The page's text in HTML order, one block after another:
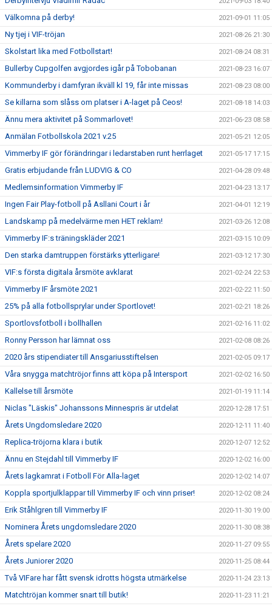
Välkomna på derby! 2021-09-01 11:05
Ny tjej i VIF-tröjan 2021-08-26 21:30
Skolstart lika med Fotbollstart! 2021-08-24 08:31
Bullerby Cupgolfen avgjordes igår på Tobobanan 2021-08-23 16:07
Kommunderby i damfyran ikväll kl 19, får inte missas 2021-08-23 08:00
Se killarna som slåss om platser i A-laget på Ceos! 2021-08-18 14:03
Ännu mera aktivitet på Sommarlovet! 2021-06-23 08:58
Anmälan Fotbollskola 2021 v.25 2021-05-21 12:05
Vimmerby IF gör förändringar i ledarstaben runt herrlaget 2021-05-17 17:15
Gratis erbjudande från LUDVIG & CO 2021-04-28 09:48
Medlemsinformation Vimmerby IF 2021-04-23 13:17
Ingen Fair Play-fotboll på Asllani Court i år 2021-04-01 12:19
Landskamp på medelvärme men HET reklam! 2021-03-26 12:08
Vimmerby IF:s träningskläder 2021 2021-03-15 10:09
Den starka damtruppen förstärks ytterligare! 2021-03-12 17:30
VIF:s första digitala årsmöte avklarat 2021-02-24 22:53
Vimmerby IF årsmöte 2021 2021-02-22 11:50
25% på alla fotbollsprylar under Sportlovet! 2021-02-21 18:26
Sportlovsfotboll i bollhallen 2021-02-16 11:02
Ronny Persson har lämnat oss 2021-02-08 08:26
2020 års stipendiater till Ansgariusstiftelsen 2021-02-05 09:17
Våra snygga matchtröjor finns att köpa på Intersport 2021-02-02 16:50
Kallelse till årsmöte 2021-01-19 11:14
Niclas "Läskis" Johanssons Minnespris är utdelat 2020-12-28 17:51
Årets Ungdomsledare 2020 2020-12-11 11:40
Replica-tröjorna klara i butik 2020-12-07 12:52
Ännu en Stejdahl till Vimmerby IF 2020-12-02 16:00
Årets lagkamrat i Fotboll För Alla-laget 2020-12-02 14:07
Koppla sportjulklappar till Vimmerby IF och vinn priser! 2020-12-02 08:24
Erik Ståhlgren till Vimmerby IF 2020-11-30 19:00
Nominera Årets ungdomsledare 2020 2020-11-30 08:38
Årets spelare 2020 2020-11-27 09:55
Årets Juniorer 2020 2020-11-25 08:44
Två VIFare har fått svensk idrotts högsta utmärkelse 2020-11-24 23:13
Matchtröjan kommer snart till butik! 2020-11-23 11:21